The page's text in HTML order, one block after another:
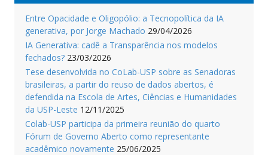
Entre Opacidade e Oligopólio: a Tecnopolítica da IA
generativa, por Jorge Machado 29/04/2026
IA Generativa: cadê a Transparência nos modelos
fechados? 23/03/2026
Tese desenvolvida no CoLab-USP sobre as Senadoras
brasileiras, a partir do reuso de dados abertos, é
defendida na Escola de Artes, Ciências e Humanidades
da USP-Leste 12/11/2025
Colab-USP participa da primeira reunião do quarto
Fórum de Governo Aberto como representante
acadêmico novamente 25/06/2025